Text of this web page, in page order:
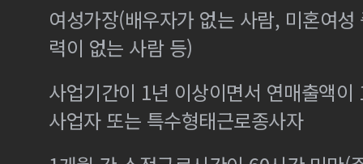
여성가장(배우자가 없는 사람, 미혼여
력이 없는 사람 등)
사업기간이 1년 이상이면서 연매출액
사업자 또는 특수형태근로종사자